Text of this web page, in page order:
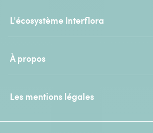
L'écosystème Interflora
À propos
Les mentions légales